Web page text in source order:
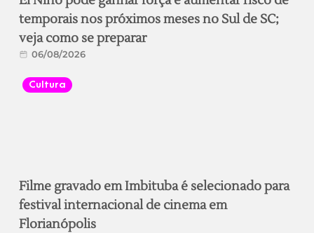
temporais nos próximos meses no Sul de SC;
veja como se preparar
06/08/2026
Cultura
Filme gravado em Imbituba é selecionado para
festival internacional de cinema em
Florianópolis